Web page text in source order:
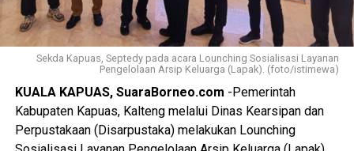
Sekda Kapuas, Septedy pada acara Lounching Sosialisasi Layanan
Pengelolaan Arsip Keluarga (Lapak). (foto/istimewa)
KUALA KAPUAS, SuaraBorneo.com -Pemerintah
Kabupaten Kapuas, Kalteng melalui Dinas Kearsipan dan
Perpustakaan (Disarpustaka) melakukan Lounching